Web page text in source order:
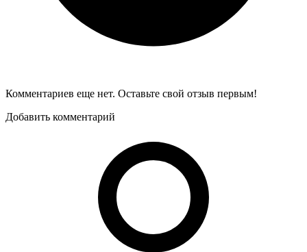
Комментариев еще нет. Оставьте свой отзыв первым!
Добавить комментарий